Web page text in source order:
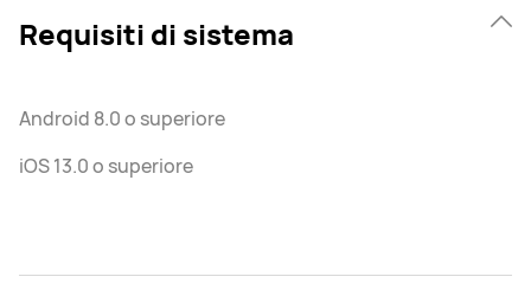
Requisiti di sistema
Android 8.0 o superiore
iOS 13.0 o superiore